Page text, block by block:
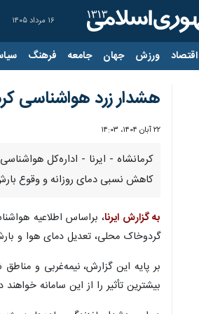
۱۶ مرداد ۱۴۰۵
اقتصاد ورزش جهان جامعه فرهنگ
هشدار زرد هواشناسی
۲۲ آبان ۱۴۰۴، ۱۴:۰۳